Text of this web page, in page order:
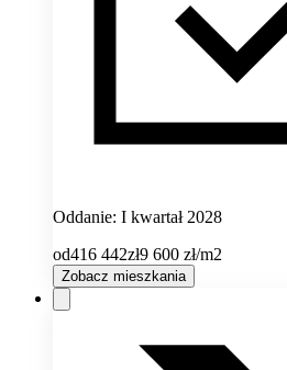
Oddanie: I kwartał 2028
od416 442zł9 600 zł/m2
Zobacz mieszkania